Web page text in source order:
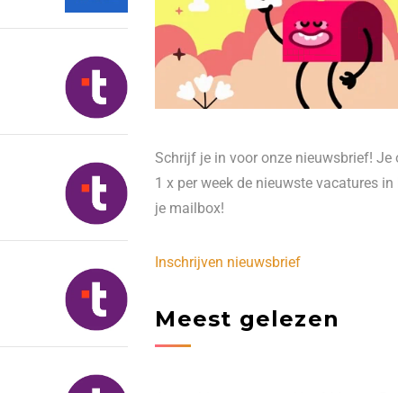
Schrijf je in voor onze nieuwsbrief! Je
1 x per week de nieuwste vacatures
je mailbox!
Inschrijven nieuwsbrief
Meest gelezen